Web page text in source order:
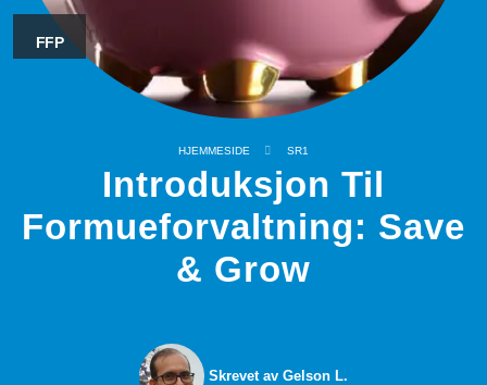
FFP
HJEMMESIDE SR1
Introduksjon Til
Formueforvaltning: Save
& Grow
Skrevet av Gelson L.